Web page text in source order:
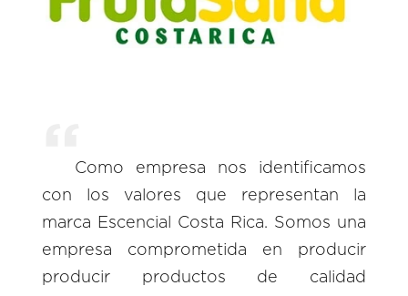
Como empresa nos identificamos
con los valores que representan la
marca Escencial Costa Rica. Somos una
empresa comprometida en producir
producir productos de calidad